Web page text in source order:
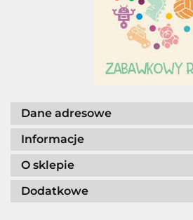
Dane adresowe
Informacje
O sklepie
Dodatkowe